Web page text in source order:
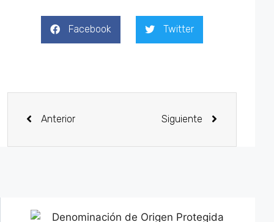
Facebook Twitter
Anterior Siguiente